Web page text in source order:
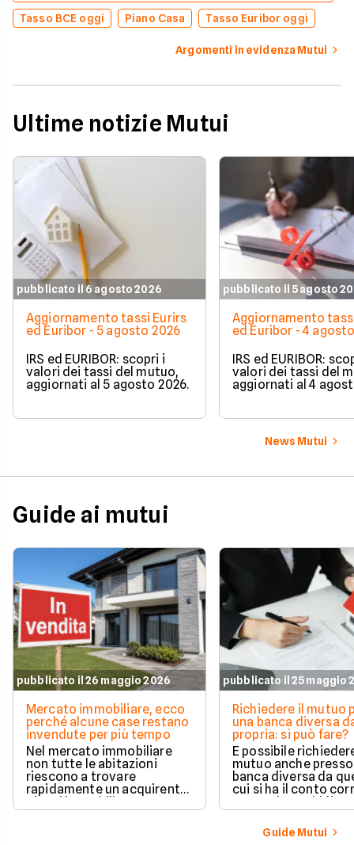
Tasso BCE oggi
Piano Casa Tasso Euribor oggi
Argomenti in evidenza Mutui
Ultime notizie Mutui
pubblicato il 6 agosto 2026
Aggiornamento tassi Eurirs
ed Euribor - 5 agosto 2026
IRS ed EURIBOR: scopri i
valori dei tassi del mutuo,
aggiornati al 5 agosto 2026.
pubblicato il 5 agosto
Aggiornamento
ed Euribor - 4
IRS ed EURIBOR:
valori dei tassi del
aggiornati al 4
News Mutui
Guide ai mutui
pubblicato il 26 maggio 2026
Mercato immobiliare, ecco
perché alcune case restano
invendute per più tempo
Nel mercato immobiliare
non tutte le abitazioni
riescono a trovare
rapidamente un acquirente.
Alcuni immobili vengono
venduti in poche settimane,
pubblicato il 25 maggio
Richiedere il mutuo
una banca diversa
propria: si può fare?
È possibile
mutuo anche
banca diversa da
cui si ha il conto
senza alcun obbligo
trasferire il proprio
rapporto bancario.
valutazione della
Guide Mutui